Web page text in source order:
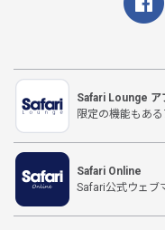
Safari Lounge ア
限定の機能もあ
Safari Online
Safari公式ウェブ